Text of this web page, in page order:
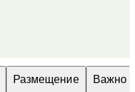
Размещение Важно